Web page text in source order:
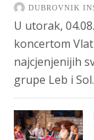
DUBROVNIK
U utorak,
koncertom
najcjenjenijih
grupe Leb i